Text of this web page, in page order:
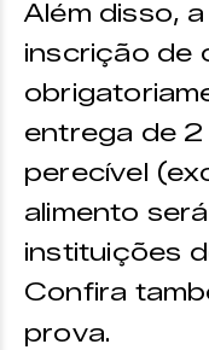
Além disso,
inscrição de
entrega de 2
perecível
alimento
instituições
Confira
prova.